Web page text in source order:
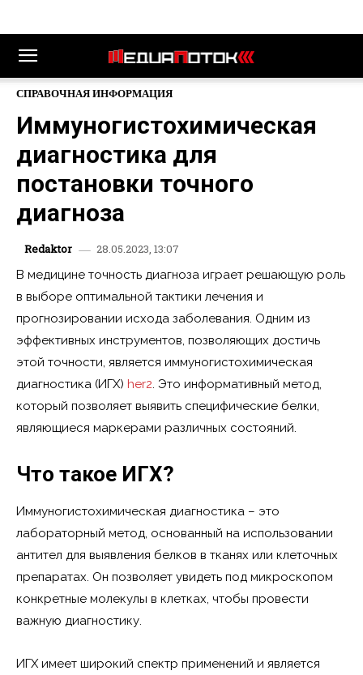
СПРАВОЧНАЯ ИНФОРМАЦИЯ
Иммуногистохимическая
диагностика для
постановки точного
диагноза
Redaktor
28.05.2023, 13:07
В медицине точность диагноза играет решающую роль
в выборе оптимальной тактики лечения и
прогнозировании исхода заболевания. Одним из
эффективных инструментов, позволяющих достичь
этой точности, является иммуногистохимическая
диагностика (ИГХ) her2. Это информативный метод,
который позволяет выявить специфические белки,
являющиеся маркерами различных состояний.
Что такое ИГХ?
Иммуногистохимическая диагностика – это
лабораторный метод, основанный на использовании
антител для выявления белков в тканях или клеточных
препаратах. Он позволяет увидеть под микроскопом
конкретные молекулы в клетках, чтобы провести
важную диагностику.
ИГХ имеет широкий спектр применений и является